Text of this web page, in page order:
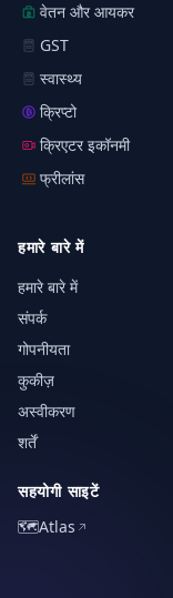
वेतन और आयकर
GST
स्वास्थ्य
क्रिप्टो
क्रिएटर इकॉनमी
फ्रीलांस
हमारे बारे में
हमारे बारे में
संपर्क
गोपनीयता
कुकीज़
अस्वीकरण
शर्तें
सहयोगी साइटें
🗺️Atlas